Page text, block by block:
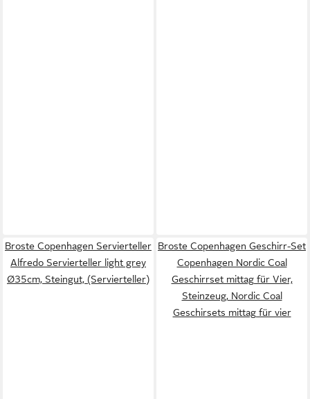
Broste Copenhagen Servierteller
Alfredo Servierteller light grey
Ø35cm, Steingut, (Servierteller)
Broste Copenhagen Geschirr-Set
Copenhagen Nordic Coal
Geschirrset mittag für Vier,
Steinzeug, Nordic Coal
Geschirsets mittag für vier